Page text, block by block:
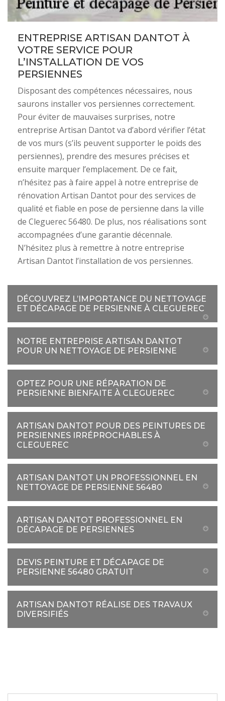
ENTREPRISE ARTISAN DANTOT À
VOTRE SERVICE POUR
L’INSTALLATION DE VOS
PERSIENNES
Disposant des compétences nécessaires, nous
saurons installer vos persiennes correctement.
Pour éviter de mauvaises surprises, notre
entreprise Artisan Dantot va d’abord vérifier l’état
de vos murs (s’ils peuvent supporter le poids des
persiennes), prendre des mesures précises et
ensuite marquer l’emplacement. De ce fait,
n’hésitez pas à faire appel à notre entreprise de
rénovation Artisan Dantot pour des services de
qualité et fiable en pose de persienne dans la ville
de Cleguerec 56480. De plus, nos réalisations sont
accompagnées d’une garantie décennale.
N’hésitez plus à remettre à notre entreprise
Artisan Dantot l’installation de vos persiennes.
DÉCOUVREZ L’IMPORTANCE DU NETTOYAGE
ET DÉCAPAGE DE PERSIENNE À CLEGUEREC
NOTRE ENTREPRISE ARTISAN DANTOT
POUR UN NETTOYAGE DE PERSIENNE
OPTEZ POUR UNE RÉPARATION DE
PERSIENNE BIENFAITE À CLEGUEREC
ARTISAN DANTOT POUR DES PEINTURES DE
PERSIENNES IRRÉPROCHABLES À
CLEGUEREC
ARTISAN DANTOT UN PROFESSIONNEL EN
NETTOYAGE DE PERSIENNE 56480
ARTISAN DANTOT PROFESSIONNEL EN
DÉCAPAGE DE PERSIENNES
DEVIS PEINTURE ET DÉCAPAGE DE
PERSIENNE 56480 GRATUIT
ARTISAN DANTOT RÉALISE DES TRAVAUX
DIVERSIFIÉS